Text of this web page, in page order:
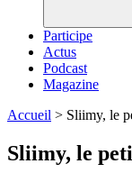
Participe
Actus
Podcast
Magazine
Accueil > Sliimy, le
Sliimy, le